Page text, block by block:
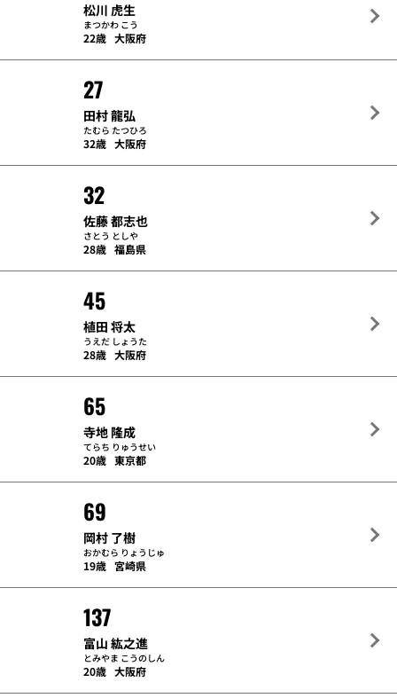
松川 虎生
まつかわ こう
22歳 大阪府
27
田村 龍弘
たむら たつひろ
32歳 大阪府
32
佐藤 都志也
さとう としや
28歳 福島県
45
植田 将太
うえだ しょうた
28歳 大阪府
65
寺地 隆成
てらち りゅうせい
20歳 東京都
69
岡村 了樹
おかむら りょうじゅ
19歳 宮崎県
137
富山 紘之進
とみやま こうのしん
20歳 大阪府